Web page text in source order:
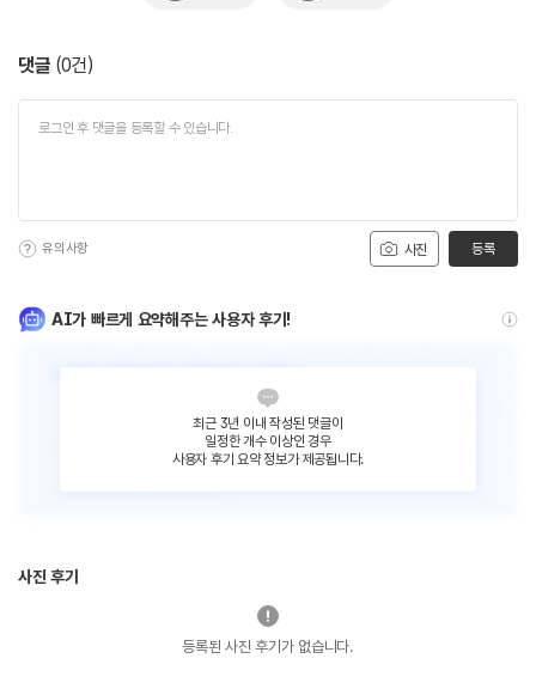
댓글 (0건)
사진
유의사항 등록
AI가 빠르게 요약해주는 사용자 후기!
최근 3년 이내 작성된 댓글이
일정한 개수 이상인 경우
사용자 후기 요약 정보가 제공됩니다.
사진 후기
등록된 사진 후기가 없습니다.